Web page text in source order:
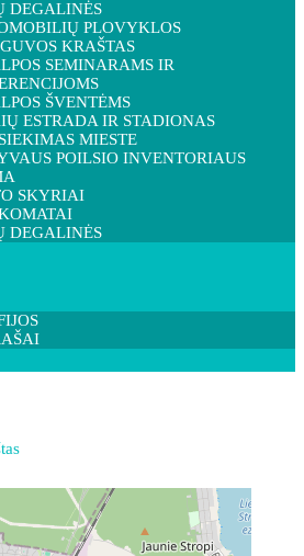
DEGALINĖS
PLOVYKLOS
KRAŠTAS
SEMINARAMS IR
ŠVENTĖMS
ESTRADA IR STADIONAS
MIESTE
POILSIO INVENTORIAUS
SKYRIAI
DEGALINĖS